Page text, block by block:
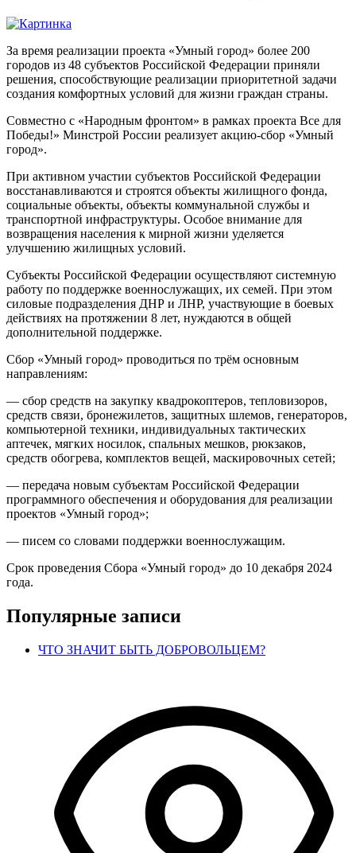
За время реализации проекта «Умный город» более 200
городов из 48 субъектов Российской Федерации приняли
решения, способствующие реализации приоритетной задачи
создания комфортных условий для жизни граждан страны.
Совместно с «Народным фронтом» в рамках проекта Все для
Победы!» Минстрой России реализует акцию-сбор «Умный
город».
При активном участии субъектов Российской Федерации
восстанавливаются и строятся объекты жилищного фонда,
социальные объекты, объекты коммунальной службы и
транспортной инфраструктуры. Особое внимание для
возвращения населения к мирной жизни уделяется
улучшению жилищных условий.
Субъекты Российской Федерации осуществляют системную
работу по поддержке военнослужащих, их семей. При этом
силовые подразделения ДНР и ЛНР, участвующие в боевых
действиях на протяжении 8 лет, нуждаются в общей
дополнительной поддержке.
Сбор «Умный город» проводиться по трём основным
направлениям:
— сбор средств на закупку квадрокоптеров, тепловизоров,
средств связи, бронежилетов, защитных шлемов, генераторов,
компьютерной техники, индивидуальных тактических
аптечек, мягких носилок, спальных мешков, рюкзаков,
средств обогрева, комплектов вещей, маскировочных сетей;
— передача новым субъектам Российской Федерации
программного обеспечения и оборудования для реализации
проектов «Умный город»;
— писем со словами поддержки военнослужащим.
Срок проведения Сбора «Умный город» до 10 декабря 2024
года.
Популярные записи
ЧТО ЗНАЧИТ БЫТЬ ДОБРОВОЛЬЦЕМ?